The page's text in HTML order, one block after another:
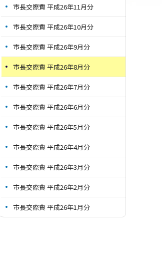
市長交際費 平成26年11月分
市長交際費 平成26年10月分
市長交際費 平成26年9月分
市長交際費 平成26年8月分
市長交際費 平成26年7月分
市長交際費 平成26年6月分
市長交際費 平成26年5月分
市長交際費 平成26年4月分
市長交際費 平成26年3月分
市長交際費 平成26年2月分
市長交際費 平成26年1月分